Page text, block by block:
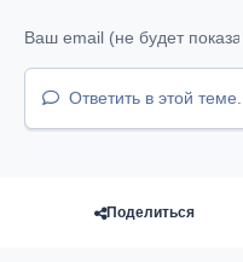
Ответить в этой теме...
Поделиться